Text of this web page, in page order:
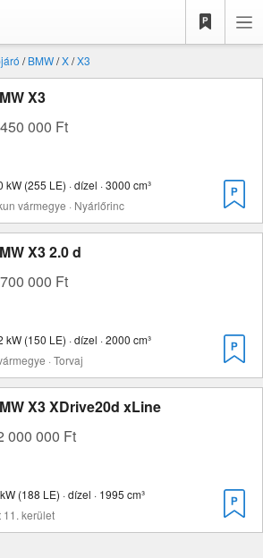
/BMW/X/X3
X3
000 Ft
(255 LE) · dízel · 3000 cm³
vármegye · Nyárlőrinc
X3 2.0 d
000 Ft
(150 LE) · dízel · 2000 cm³
· Torvaj
X3 XDrive20d xLine
000 000 Ft
(188 LE) · dízel · 1995 cm³
11. kerület